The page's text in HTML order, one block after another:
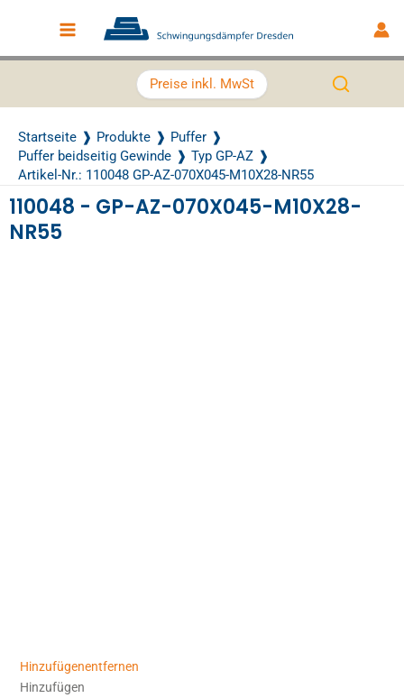
Main Menu
Preise inkl. MwSt
Startseite Produkte
Puffer
Puffer beidseitig Gewinde
Typ GP-AZ
Artikel-Nr.: 110048 GP-AZ-070X045-M10X28-NR55
110048 - GP-AZ-070X045-M10X28-
NR55
Hinzufügenentfernen
Hinzufügen